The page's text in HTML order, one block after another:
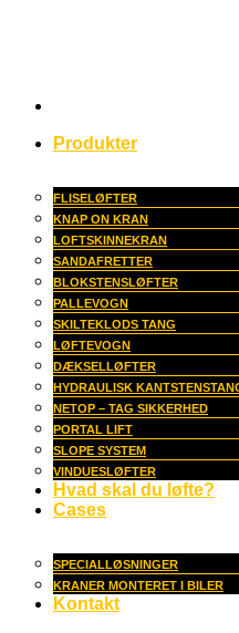
Produkter
FLISELØFTER
KNAP ON KRAN
LOFTSKINNEKRAN
SANDAFRETTER
BLOKSTENSLØFTER
PALLEVOGN
SKILTEKLODS TANG
LØFTEVOGN
DÆKSELLØFTER
HYDRAULISK
NETOP – TAG SIKKERHED
PORTAL LIFT
SLOPE SYSTEM
VINDUESLØFTER
Hvad skal du løfte?
Cases
SPECIALLØSNINGER
KRANER MONTERET I BILER
Kontakt